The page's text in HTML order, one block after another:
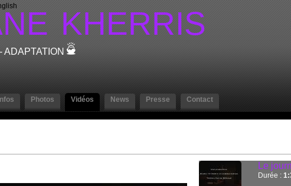
KHERRIS
ADAPTATION
Photos Vidéos News Presse Contact
Le
Durée :